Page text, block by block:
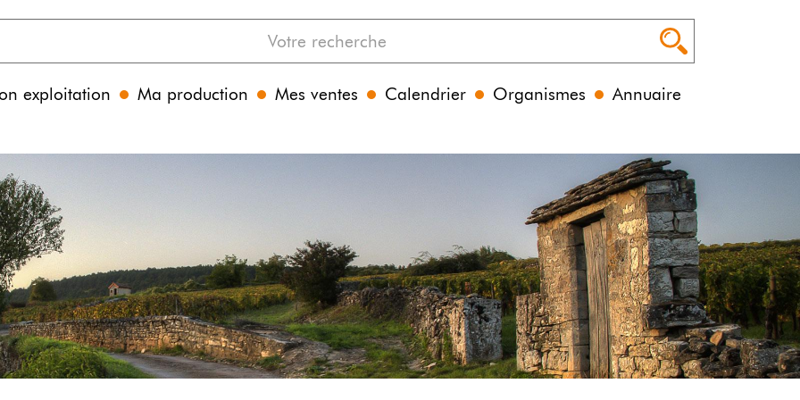
exploitation Ma production Mes ventes Calendrier Organismes Annuaire